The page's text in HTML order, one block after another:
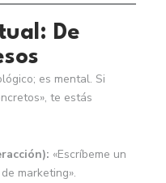
De
es mental. Si
te estás
«Escríbeme un
marketing».